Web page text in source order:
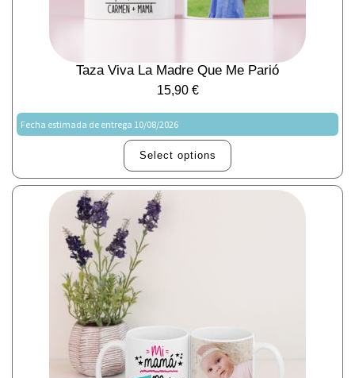
Taza Viva La Madre Que Me Parió
15,90 €
Fecha estimada de entrega 10/08/2026
Select options